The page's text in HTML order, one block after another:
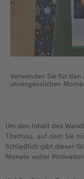
Verwenden Sie für
unvergesslichen
Um den Inhalt des
Titelfoto, auf dem Sie
Schließlich gibt dieser
Monate voller